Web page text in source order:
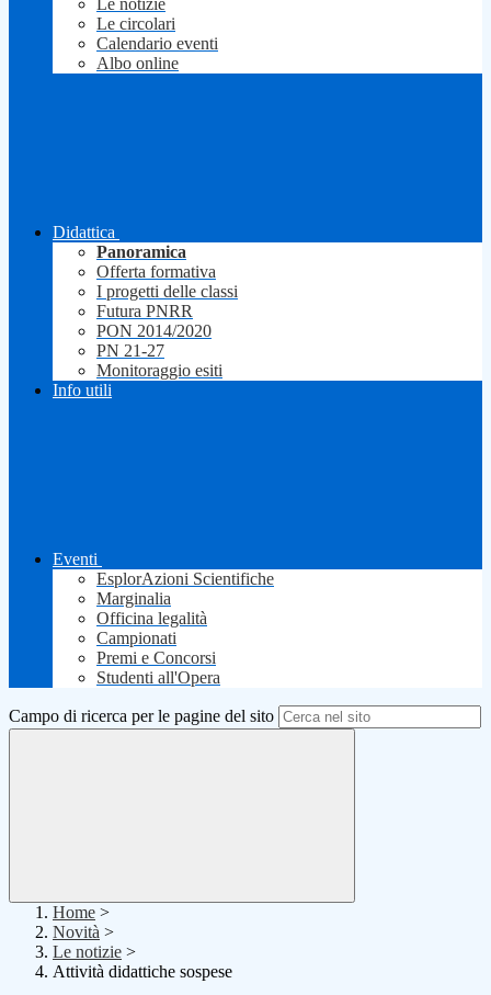
Le notizie
Le circolari
Calendario eventi
Albo online
Didattica
Panoramica
Offerta formativa
I progetti delle classi
Futura PNRR
PON 2014/2020
PN 21-27
Monitoraggio esiti
Info utili
Eventi
EsplorAzioni Scientifiche
Marginalia
Officina legalità
Campionati
Premi e Concorsi
Studenti all'Opera
Campo di ricerca per le pagine del sito
Home >
Novità >
Le notizie >
Attività didattiche sospese